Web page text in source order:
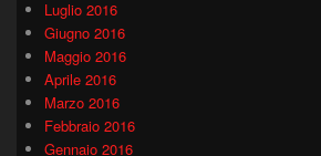
Luglio 2016
Giugno 2016
Maggio 2016
Aprile 2016
Marzo 2016
Febbraio 2016
Gennaio 2016